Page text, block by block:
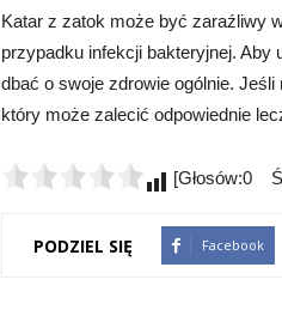
Katar z zatok może być zaraźliwy
przypadku infekcji bakteryjnej.
dbać o swoje zdrowie ogólnie.
który może zalecić odpowiednie
[Głosów:0
PODZIEL SIĘ Facebook